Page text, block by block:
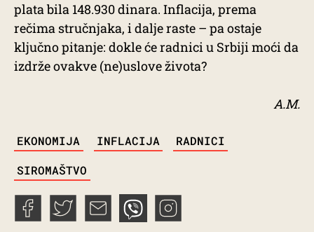
plata bila 148.930 dinara. Inflacija, prema
rečima stručnjaka, i dalje raste – pa ostaje
ključno pitanje: dokle će radnici u Srbiji moći da
izdrže ovakve (ne)uslove života?
A.M.
EKONOMIJA INFLACIJA RADNICI
SIROMAŠTVO